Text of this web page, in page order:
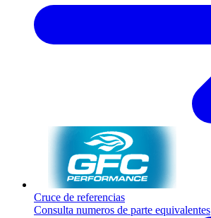
Cruce de referencias
Consulta numeros de parte equivalentes